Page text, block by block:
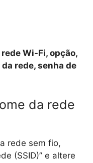
Wi-Fi, opção,
rede, senha de
da rede
rede sem fio,
(SSID)” e altere